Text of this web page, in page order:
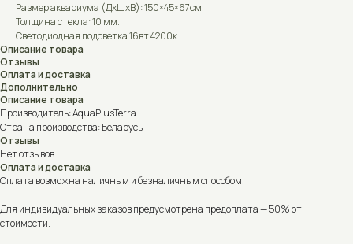
Размер аквариума (ДxШxВ): 150×45×67см.
Толщина стекла: 10 мм.
Светодиодная подсветка 16вт 4200к
Описание товара
Отзывы
Оплата и доставка
Дополнительно
Описание товара
Производитель: AquaPlusTerra
Страна производства: Беларусь
Отзывы
Нет отзывов
Оплата и доставка
Оплата возможна наличным и безналичным способом.
Для индивидуальных заказов предусмотрена предоплата — 50% от
стоимости.